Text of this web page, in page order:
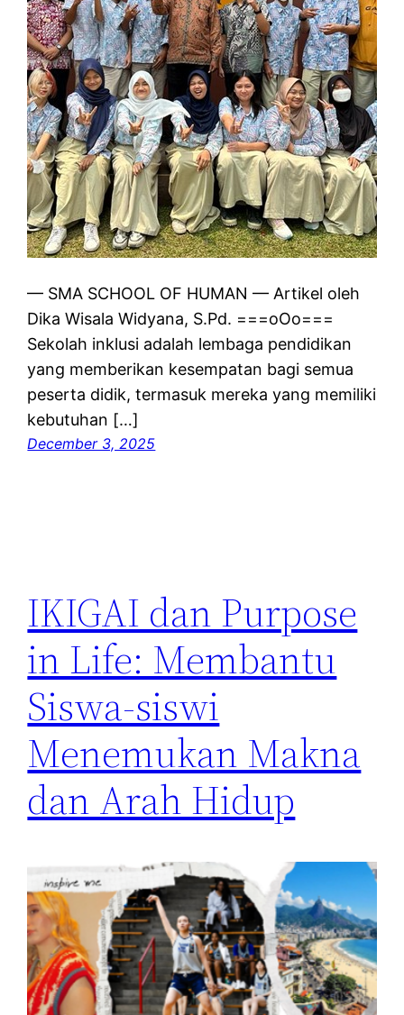
— SMA SCHOOL OF HUMAN — Artikel oleh
Dika Wisala Widyana, S.Pd. ===oOo===
Sekolah inklusi adalah lembaga pendidikan
yang memberikan kesempatan bagi semua
peserta didik, termasuk mereka yang memiliki
kebutuhan […]
December 3, 2025
IKIGAI dan Purpose
in Life: Membantu
Siswa-siswi
Menemukan Makna
dan Arah Hidup